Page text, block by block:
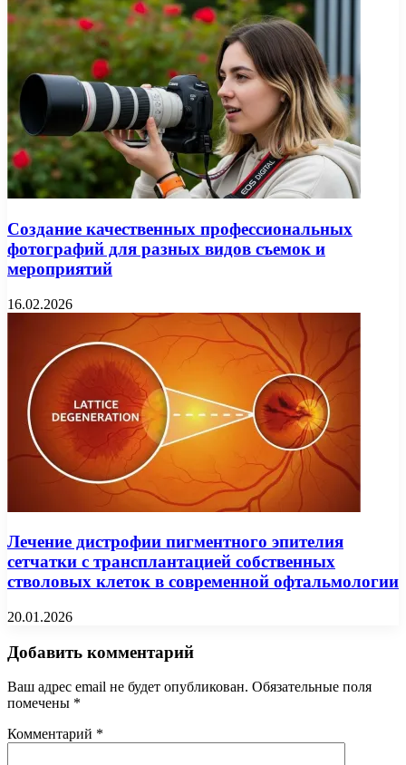
Создание качественных профессиональных
фотографий для разных видов съемок и
мероприятий
16.02.2026
Лечение дистрофии пигментного эпителия
сетчатки с трансплантацией собственных
стволовых клеток в современной офтальмологии
20.01.2026
Добавить комментарий
Ваш адрес email не будет опубликован. Обязательные поля
помечены *
Комментарий *